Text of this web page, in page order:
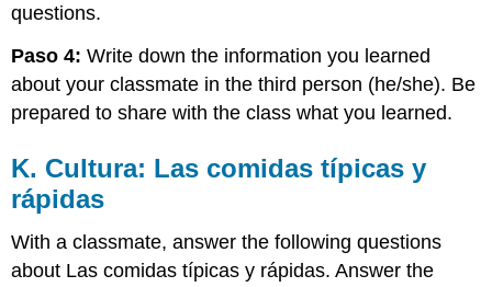
questions.
Paso 4: Write down the information you learned
about your classmate in the third person (he/she). Be
prepared to share with the class what you learned.
K. Cultura: Las comidas típicas y
rápidas
With a classmate, answer the following questions
about Las comidas típicas y rápidas. Answer the